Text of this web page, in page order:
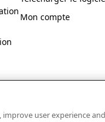
Mon compte
user experience